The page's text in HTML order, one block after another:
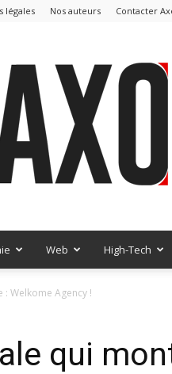
légales Nos auteurs Contacter
Web High-Tech
: Welkome Agency !
qui